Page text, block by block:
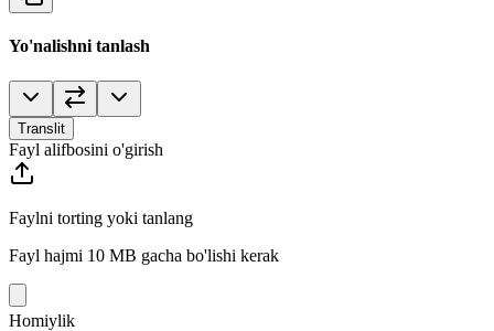
Yo'nalishni tanlash
Translit
Fayl alifbosini o'girish
Faylni torting yoki tanlang
Fayl hajmi 10 MB gacha bo'lishi kerak
Homiylik